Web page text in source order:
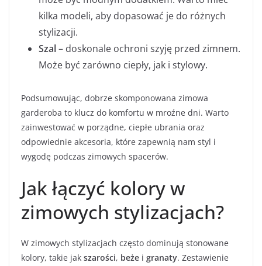
kilka modeli, aby dopasować je do różnych
stylizacji.
Szal– doskonale ochroni szyję przed zimnem.
Może być zarówno ciepły, jak i stylowy.
Podsumowując, dobrze skomponowana zimowa
garderoba to klucz do komfortu w mroźne dni. Warto
zainwestować w porządne, ciepłe ubrania oraz
odpowiednie akcesoria, które zapewnią nam styl i
wygodę podczas zimowych spacerów.
Jak łączyć kolory w
zimowych stylizacjach?
W zimowych stylizacjach często dominują stonowane
kolory, takie jak szarości, beże i granaty. Zestawienie